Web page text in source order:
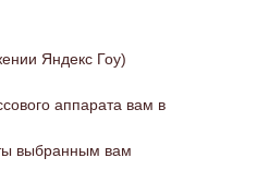
Яндекс Гоу)
аппарата вам в
выбранным вам